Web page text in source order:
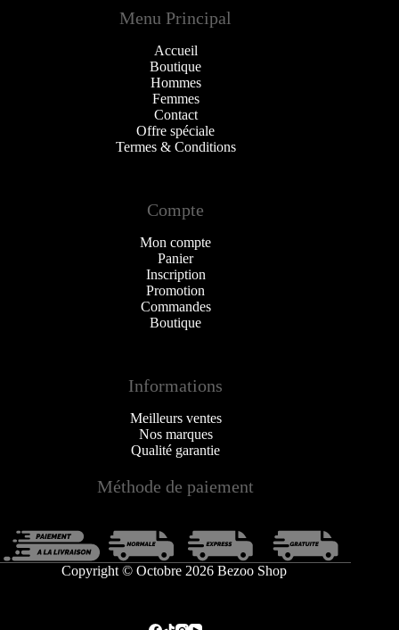
Menu Principal
Accueil
Boutique
Hommes
Femmes
Contact
Offre spéciale
Termes & Conditions
Compte
Mon compte
Panier
Inscription
Promotion
Commandes
Boutique
Informations
Meilleurs ventes
Nos marques
Qualité garantie
Méthode de paiement
Copyright © Octobre 2026 Bezoo Shop